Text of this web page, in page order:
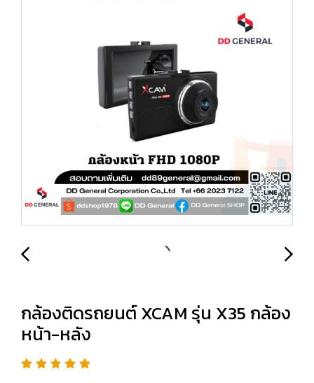
กล้องติดรถยนต์ XCAM รุ่น X35 กล้อง
หน้า-หลัง